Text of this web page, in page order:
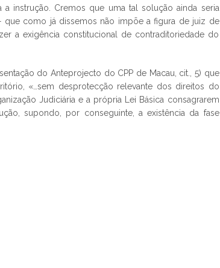
a instrução. Cremos que uma tal solução ainda seria
como já dissemos não impõe a figura de juiz de
a exigência constitucional de contraditoriedade do
do Anteprojecto do CPP de Macau, cit., 5) que
«…sem desprotecção relevante dos direitos do
Judiciária e a própria Lei Básica consagrarem
supondo, por conseguinte, a existência da fase